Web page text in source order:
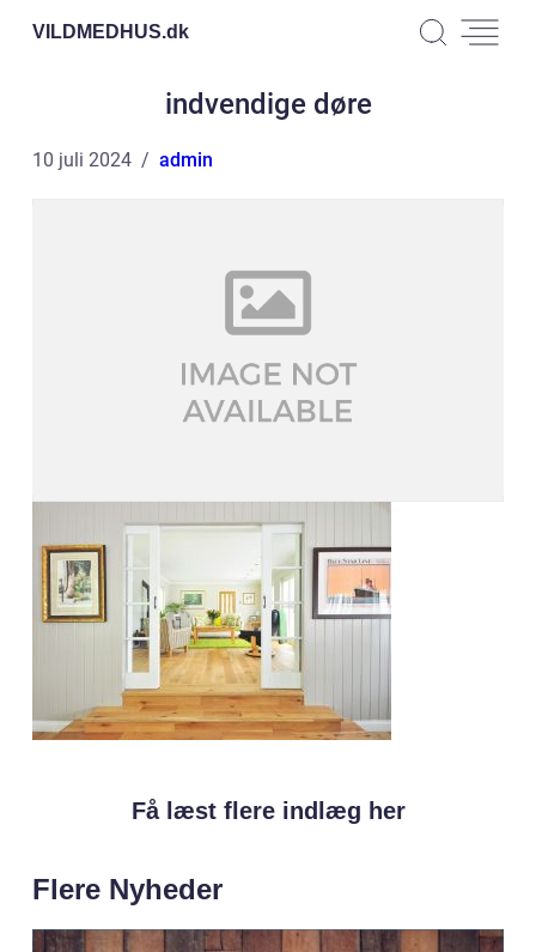
VILDMEDHUS.dk
indvendige døre
10 juli 2024 admin
Få læst flere indlæg her
Flere Nyheder